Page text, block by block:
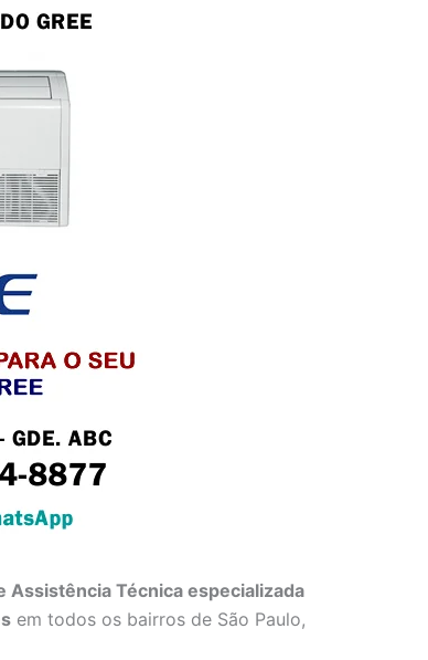
Assistência Técnica especializada
em todos os bairros de São Paulo,